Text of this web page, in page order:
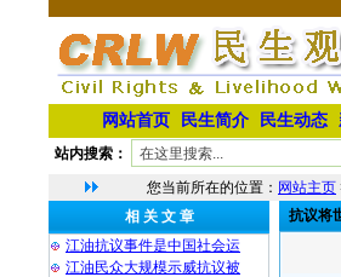
网站首页 民生简介 民生动态
站内搜索：
您当前所在的位置： 网站主页
相 关 文 章
江油抗议事件是中国社会运
江油民众大规模示威抗议被
抗议将